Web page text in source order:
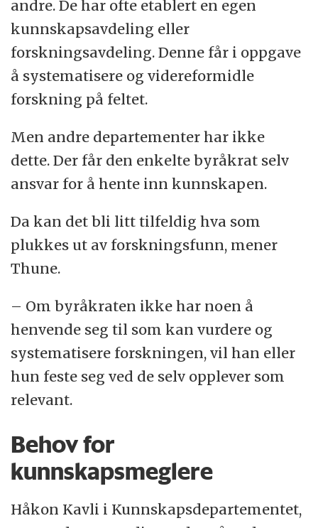
andre. De har ofte etablert en egen
kunnskapsavdeling eller
forskningsavdeling. Denne får i oppgave
å systematisere og videreformidle
forskning på feltet.
Men andre departementer har ikke
dette. Der får den enkelte byråkrat selv
ansvar for å hente inn kunnskapen.
Da kan det bli litt tilfeldig hva som
plukkes ut av forskningsfunn, mener
Thune.
– Om byråkraten ikke har noen å
henvende seg til som kan vurdere og
systematisere forskningen, vil han eller
hun feste seg ved de selv opplever som
relevant.
Behov for
kunnskapsmeglere
Håkon Kavli i Kunnskapsdepartementet,